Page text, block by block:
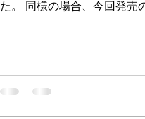
た。 同様の場合、今回発売